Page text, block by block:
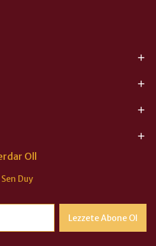
Oll
Duy
Lezzete Abone Ol